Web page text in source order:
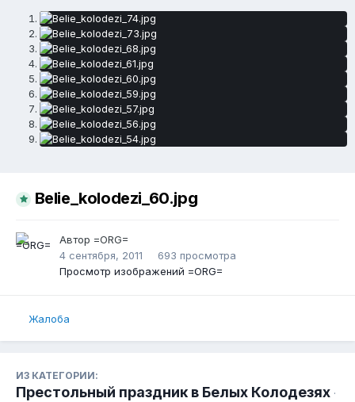
Belie_kolodezi_60.jpg
Автор =ORG=
4 сентября, 2011
693 просмотра
Просмотр изображений =ORG=
Жалоба
ИЗ КАТЕГОРИИ:
Престольный праздник в Белых Колодезях ·